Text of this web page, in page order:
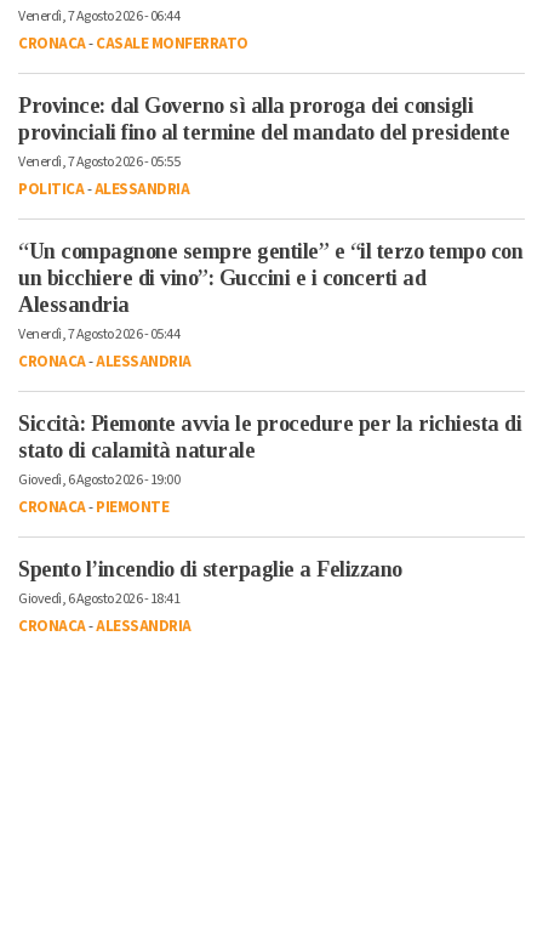
Venerdì, 7 Agosto 2026 - 06:44
CRONACA-CASALE MONFERRATO
Province: dal Governo sì alla proroga dei consigli
provinciali fino al termine del mandato del presidente
Venerdì, 7 Agosto 2026 - 05:55
POLITICA-ALESSANDRIA
“Un compagnone sempre gentile” e “il terzo tempo con
un bicchiere di vino”: Guccini e i concerti ad
Alessandria
Venerdì, 7 Agosto 2026 - 05:44
CRONACA-ALESSANDRIA
Siccità: Piemonte avvia le procedure per la richiesta di
stato di calamità naturale
Giovedì, 6 Agosto 2026 - 19:00
CRONACA-PIEMONTE
Spento l’incendio di sterpaglie a Felizzano
Giovedì, 6 Agosto 2026 - 18:41
CRONACA-ALESSANDRIA